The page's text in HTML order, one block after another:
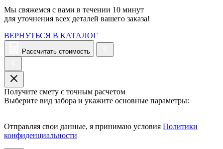
Мы свяжемся с вами в течении 10 минут
для уточнения всех деталей вашего заказа!
ВЕРНУТЬСЯ В КАТАЛОГ
Рассчитать стоимость
Получите смету с точным расчетом
Выберите вид забора и укажите основные параметры:
Отправляя свои данные, я принимаю условия Политики
конфиденциальности